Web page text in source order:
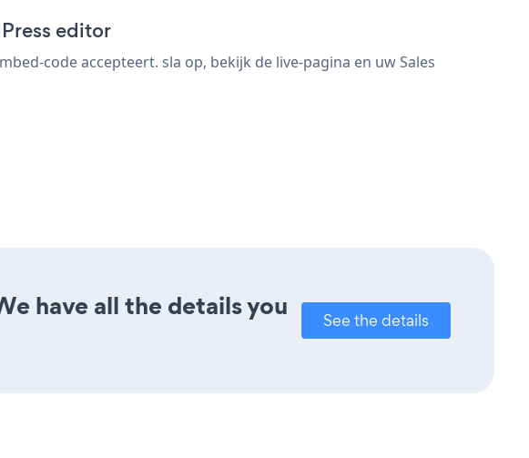
editor
code accepteert. sla op, bekijk de live-pagina en uw Sales
have all the details you
See the details